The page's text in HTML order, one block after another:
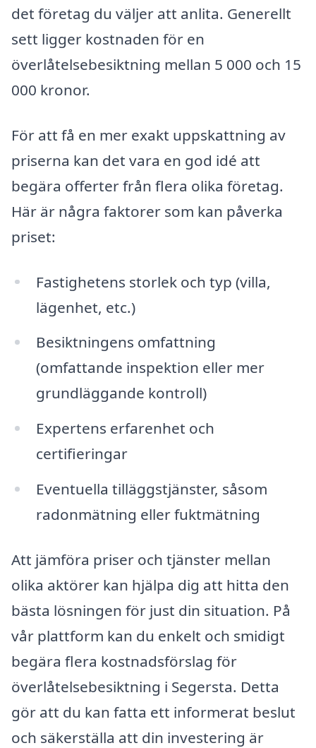
det företag du väljer att anlita. Generellt
sett ligger kostnaden för en
överlåtelsebesiktning mellan 5 000 och 15
000 kronor.
För att få en mer exakt uppskattning av
priserna kan det vara en god idé att
begära offerter från flera olika företag.
Här är några faktorer som kan påverka
priset:
Fastighetens storlek och typ (villa,
lägenhet, etc.)
Besiktningens omfattning
(omfattande inspektion eller mer
grundläggande kontroll)
Expertens erfarenhet och
certifieringar
Eventuella tilläggstjänster, såsom
radonmätning eller fuktmätning
Att jämföra priser och tjänster mellan
olika aktörer kan hjälpa dig att hitta den
bästa lösningen för just din situation. På
vår plattform kan du enkelt och smidigt
begära flera kostnadsförslag för
överlåtelsebesiktning i Segersta. Detta
gör att du kan fatta ett informerat beslut
och säkerställa att din investering är